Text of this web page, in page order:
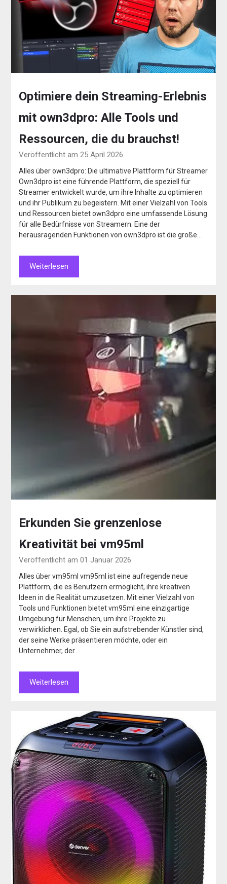
Optimiere dein Streaming-Erlebnis
mit own3dpro: Alle Tools und
Ressourcen, die du brauchst!
Veröffentlicht am 25 April 2026
Alles über own3dpro: Die ultimative Plattform für Streamer
Own3dpro ist eine führende Plattform, die speziell für
Streamer entwickelt wurde, um ihre Inhalte zu optimieren
und ihr Publikum zu begeistern. Mit einer Vielzahl von Tools
und Ressourcen bietet own3dpro eine umfassende Lösung
für alle Bedürfnisse von Streamern. Eine der
herausragenden Funktionen von own3dpro ist die große…
Weiterlesen
Erkunden Sie grenzenlose
Kreativität bei vm95ml
Veröffentlicht am 01 Januar 2026
Alles über vm95ml vm95ml ist eine aufregende neue
Plattform, die es Benutzern ermöglicht, ihre kreativen
Ideen in die Realität umzusetzen. Mit einer Vielzahl von
Tools und Funktionen bietet vm95ml eine einzigartige
Umgebung für Menschen, um ihre Projekte zu
verwirklichen. Egal, ob Sie ein aufstrebender Künstler sind,
der seine Werke präsentieren möchte, oder ein
Unternehmer, der…
Weiterlesen